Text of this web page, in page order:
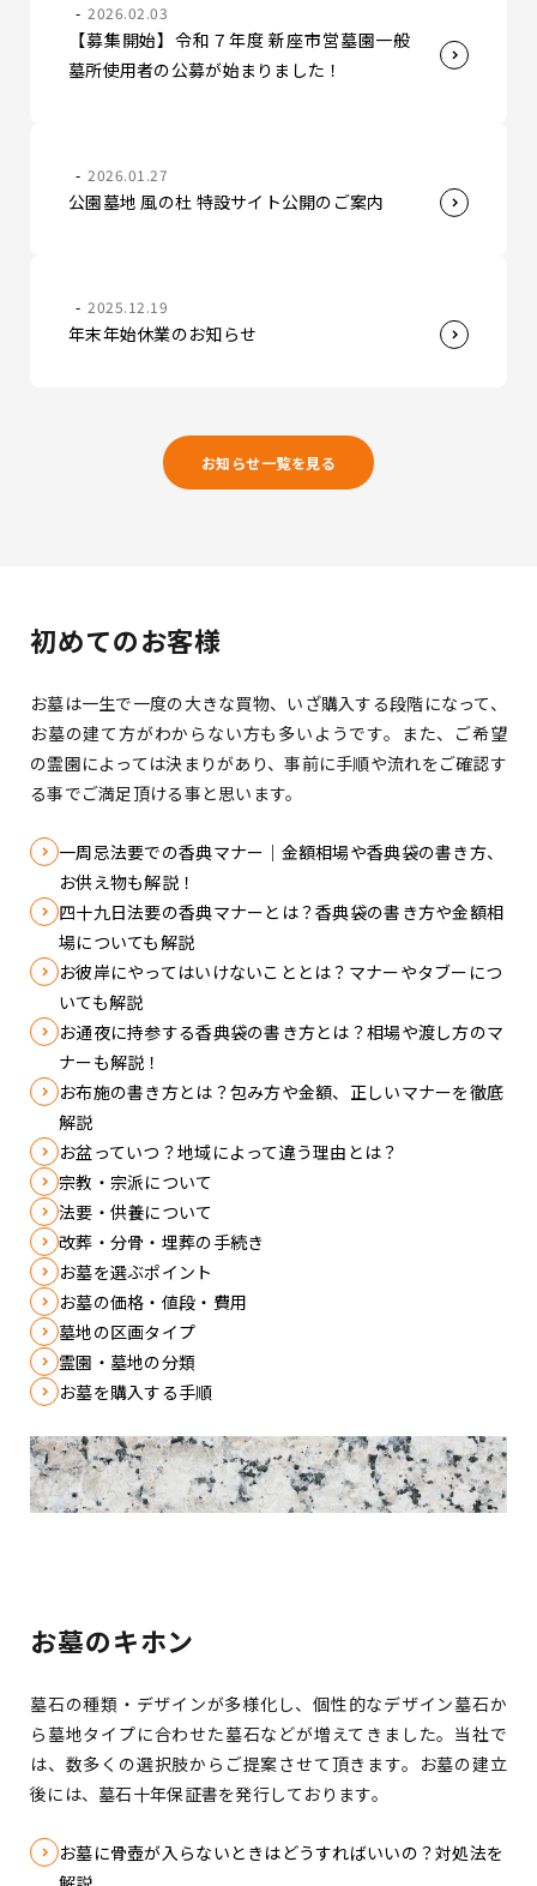
2026.02.03
【募集開始】令和７年度 新座市営墓園一般
墓所使用者の公募が始まりました！
2026.01.27
公園墓地 風の杜 特設サイト公開のご案内
2025.12.19
年末年始休業のお知らせ
お知らせ一覧を見る
初めてのお客様
お墓は一生で一度の大きな買物、いざ購入する段階になって、
お墓の建て方がわからない方も多いようです。 また、ご希望
の霊園によっては決まりがあり、事前に手順や流れをご確認す
る事でご満足頂ける事と思います。
一周忌法要での香典マナー｜金額相場や香典袋の書き方、
お供え物も解説！
四十九日法要の香典マナーとは？香典袋の書き方や金額相
場についても解説
お彼岸にやってはいけないこととは？マナーやタブーにつ
いても解説
お通夜に持参する香典袋の書き方とは？相場や渡し方のマ
ナーも解説！
お布施の書き方とは？包み方や金額、正しいマナーを徹底
解説
お盆っていつ？地域によって違う理由とは？
宗教・宗派について
法要・供養について
改葬・分骨・埋葬の手続き
お墓を選ぶポイント
お墓の価格・値段・費用
墓地の区画タイプ
霊園・墓地の分類
お墓を購入する手順
お墓のキホン
墓石の種類・デザインが多様化し、個性的なデザイン墓石か
ら墓地タイプに合わせた墓石などが増えてきました。 当社で
は、数多くの選択肢からご提案させて頂きます。お墓の建立
後には、墓石十年保証書を発行しております。
お墓に骨壺が入らないときはどうすればいいの？対処法を